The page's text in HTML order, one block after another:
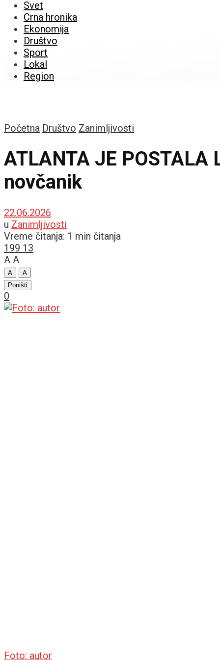
Svet
Crna hronika
Ekonomija
Društvo
Sport
Lokal
Region
Početna Društvo Zanimljivosti
ATLANTA JE
novčanik
22.06.2026
u Zanimljivosti
Vreme čitanja: 1 min čitanja
199 13
A A
A
A
Poništi
0
Foto: autor